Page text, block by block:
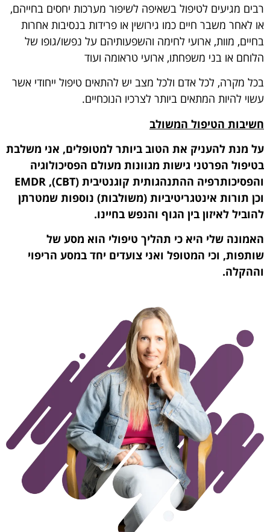
רבים מגיעים לטיפול בשאיפה לשיפור מערכות יחסים בחייהם,
או לאחר משבר חיים כמו גירושין או פרידות בנסיבות אחרות
בחיים, מוות, ארועי לחימה והשפעותיהם על נפשו/גופו של
הלוחם או בני משפחתו, ארועי טראומה ועוד
בכל מקרה, לכל אדם ולכל מצב יש להתאים טיפול ייחודי אשר
עשוי להיות המתאים ביותר לצרכיו הנוכחיים.
חשיבות הטיפול המשולב
על מנת להעניק את הטוב ביותר למטופלים, אני משלבת
בטיפול הפרטני גישות מגוונות מעולם הפסיכולוגיה
והפסיכותרפיה ההתנהגותית קוגנטיבית (CBT), EMDR
וכן תורות אינטגריטיביות (משולבות) נוספות שמטרתן
להוביל לאיזון בין הגוף והנפש בחיינו.
האמונה שלי היא כי תהליך טיפולי הוא מסע של
שותפות, וכי המטופל ואני צועדים יחד במסע הריפוי
וההקלה.